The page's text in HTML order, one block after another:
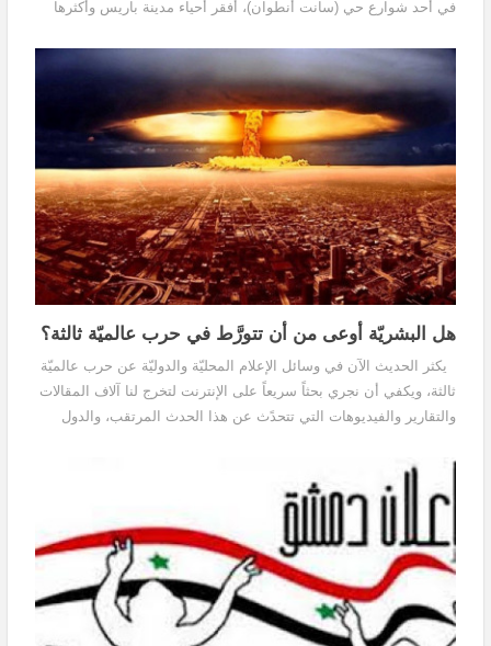
في أحد شوارع حي (سانت أنطوان)، أفقر أحياء مدينة باريس وأكثرها
هل البشريّة أوعى من أن تتورَّط في حرب عالميّة ثالثة؟
يكثر الحديث الآن في وسائل الإعلام المحليّة والدوليّة عن حرب عالميّة
ثالثة، ويكفي أن نجري بحثاً سريعاً على الإنترنت لتخرج لنا آلاف المقالات
والتقارير والفيديوهات التي تتحدًث عن هذا الحدث المرتقب، والدول